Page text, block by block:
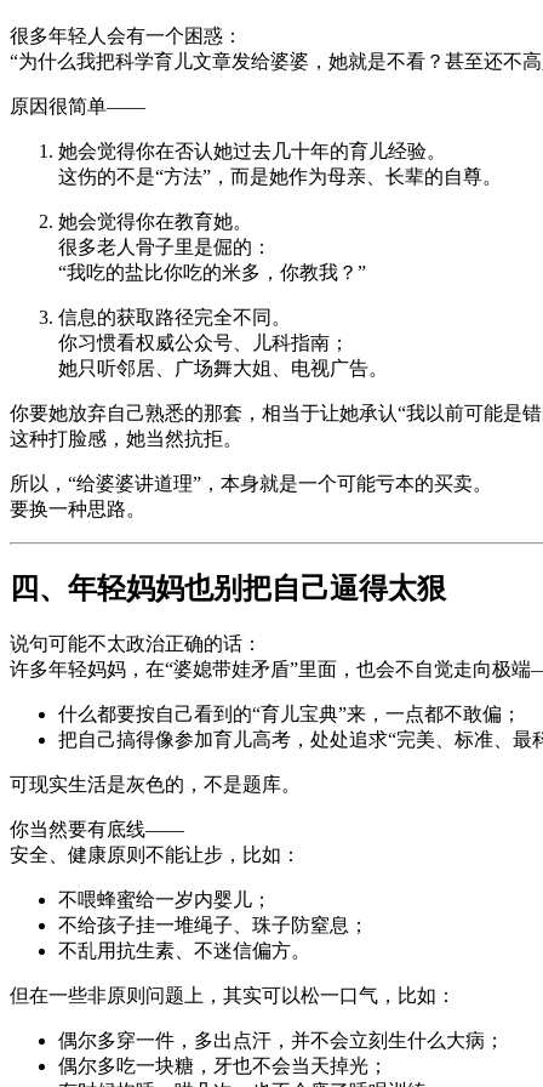
很多年轻人会有一个困惑：
“为什么我把科学育儿文章发给婆婆，她就是不看？甚至还不
原因很简单——
她会觉得你在否认她过去几十年的育儿经验。
这伤的不是“方法”，而是她作为母亲、长辈的自尊。
她会觉得你在教育她。
很多老人骨子里是倔的：
“我吃的盐比你吃的米多，你教我？”
信息的获取路径完全不同。
你习惯看权威公众号、儿科指南；
她只听邻居、广场舞大姐、电视广告。
你要她放弃自己熟悉的那套，相当于让她承认“我以前可能是错
这种打脸感，她当然抗拒。
所以，“给婆婆讲道理”，本身就是一个可能亏本的买卖。
要换一种思路。
四、年轻妈妈也别把自己逼得太狠
说句可能不太政治正确的话：
许多年轻妈妈，在“婆媳带娃矛盾”里面，也会不自觉走向极
什么都要按自己看到的“育儿宝典”来，一点都不敢偏；
把自己搞得像参加育儿高考，处处追求“完美、标准、最
可现实生活是灰色的，不是题库。
你当然要有底线——
安全、健康原则不能让步，比如：
不喂蜂蜜给一岁内婴儿；
不给孩子挂一堆绳子、珠子防窒息；
不乱用抗生素、不迷信偏方。
但在一些非原则问题上，其实可以松一口气，比如：
偶尔多穿一件，多出点汗，并不会立刻生什么大病；
偶尔多吃一块糖，牙也不会当天掉光；